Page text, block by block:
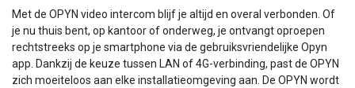
Met de OPYN video intercom blijf je altijd en overal verbonden. Of
je nu thuis bent, op kantoor of onderweg, je ontvangt oproepen
rechtstreeks op je smartphone via de gebruiksvriendelijke Opyn
app. Dankzij de keuze tussen LAN of 4G-verbinding, past de OPYN
zich moeiteloos aan elke installatieomgeving aan. De OPYN wordt